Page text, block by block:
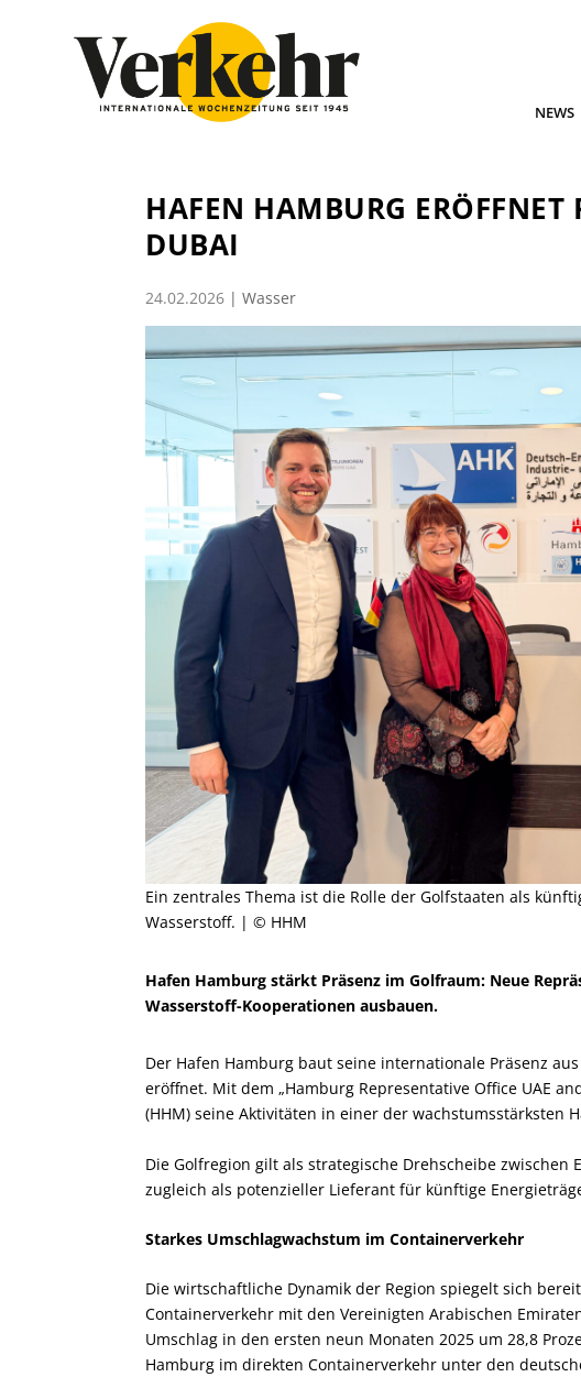
NEWS
HAFEN HAMBURG ERÖFFNET
DUBAI
24.02.2026 | Wasser
Ein zentrales Thema ist die Rolle der Golfstaaten als
Wasserstoff. | © HHM
Hafen Hamburg stärkt Präsenz im Golfraum: Neue
Wasserstoff-Kooperationen ausbauen.
Der Hafen Hamburg baut seine internationale Präsenz
eröffnet. Mit dem „Hamburg Representative Office UAE
(HHM) seine Aktivitäten in einer der wachstumsstärksten
Die Golfregion gilt als strategische Drehscheibe zwischen
zugleich als potenzieller Lieferant für künftige
Starkes Umschlagwachstum im Containerverkehr
Die wirtschaftliche Dynamik der Region spiegelt sich
Containerverkehr mit den Vereinigten Arabischen
Umschlag in den ersten neun Monaten 2025 um 28,8
Hamburg im direkten Containerverkehr unter den